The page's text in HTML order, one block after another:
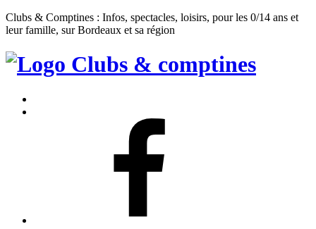
Clubs & Comptines : Infos, spectacles, loisirs, pour les 0/14 ans et
leur famille, sur Bordeaux et sa région
Clubs
Comptines